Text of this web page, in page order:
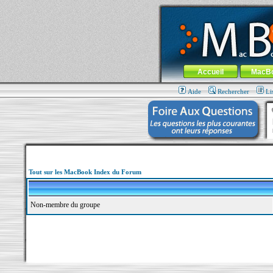
MacBook-fr.com : 100% Apple... 100%
Aller au contenu-Aller au menu
Menu général
Accueil
Aide Rechercher
Tout sur les MacBook Index du Forum
Non-membre du groupe